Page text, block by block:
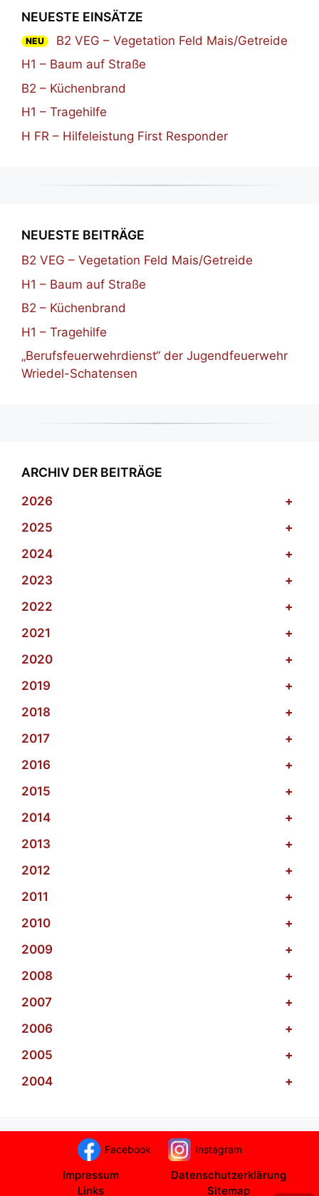
NEUESTE EINSÄTZE
NEU
B2 VEG – Vegetation Feld Mais/Getreide
H1 – Baum auf Straße
B2 – Küchenbrand
H1 – Tragehilfe
H FR – Hilfeleistung First Responder
NEUESTE BEITRÄGE
B2 VEG – Vegetation Feld Mais/Getreide
H1 – Baum auf Straße
B2 – Küchenbrand
H1 – Tragehilfe
„Berufsfeuerwehrdienst“ der Jugendfeuerwehr
Wriedel-Schatensen
ARCHIV DER BEITRÄGE
2026
+
2025
+
2024
+
2023
+
2022
+
2021
+
2020
+
2019
+
2018
+
2017
+
2016
+
2015
+
2014
+
2013
+
2012
+
2011
+
2010
+
2009
+
2008
+
2007
+
2006
+
2005
+
2004
+
Facebook Instagram
Impressum
Datenschutzerklärung
Links
Sitemap